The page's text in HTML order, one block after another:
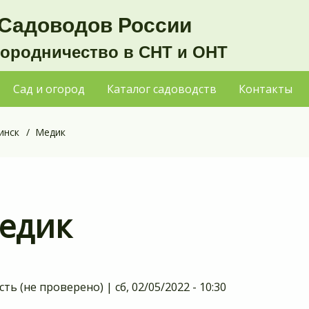
России
в СНТ и ОНТ
Сад и огород Каталог садоводств Контакты
Медик
(не проверено) | сб, 02/05/2022 - 10:30